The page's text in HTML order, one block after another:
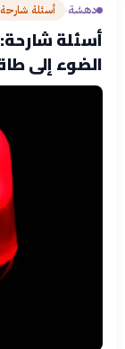
دهشة› أسئلة شارحة
أسئلة
الضوء إلى